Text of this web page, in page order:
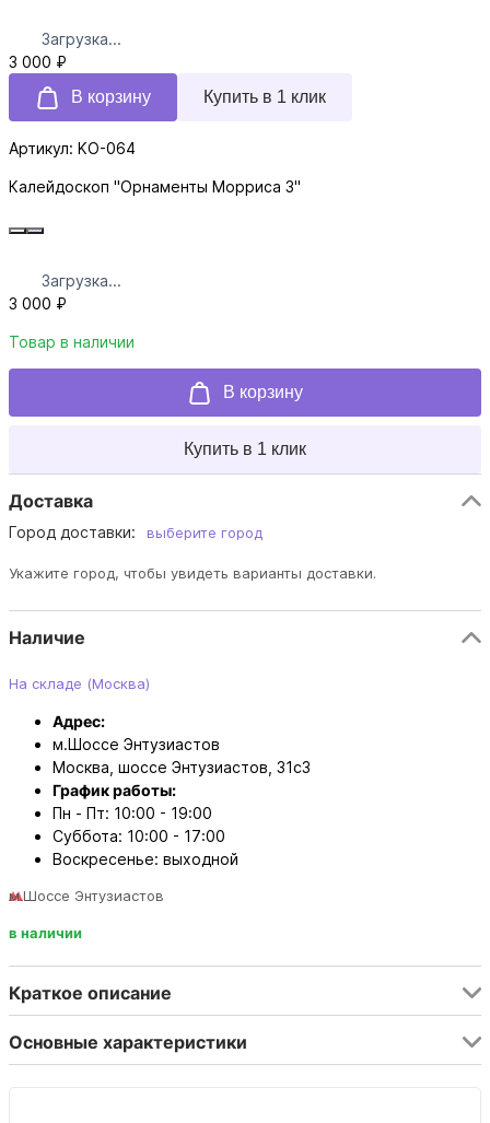
Загрузка...
3 000 ₽
В корзину
Купить в 1 клик
Артикул: KO-064
Калейдоскоп "Орнаменты Морриса 3"
Загрузка...
3 000 ₽
Товар в наличии
В корзину
Купить в 1 клик
Доставка
Город доставки: выберите город
Укажите город, чтобы увидеть варианты доставки.
Наличие
На складе (Москва)
Адрес:
м.Шоссе Энтузиастов
Москва, шоссе Энтузиастов, 31с3
График работы:
Пн - Пт: 10:00 - 19:00
Суббота: 10:00 - 17:00
Воскресенье: выходной
м.Шоссе Энтузиастов
в наличии
Краткое описание
Основные характеристики